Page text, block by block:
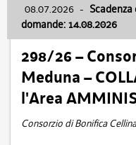
08.07.2026 -
domande: 14.08.2026
298/26 –
Meduna –
l'Area
Consorzio di Bonifica